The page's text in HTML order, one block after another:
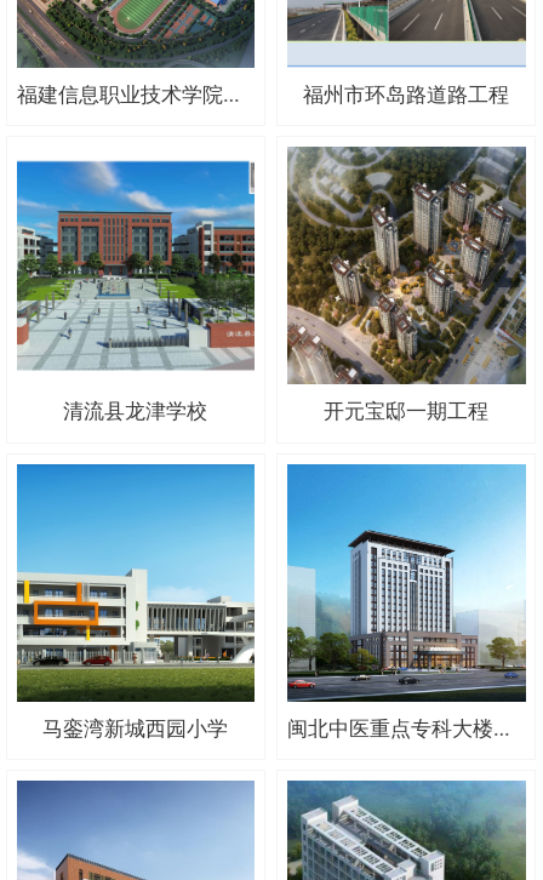
福建信息职业技术学院平潭校区景观工程 福州市环岛路道路工程
清流县龙津学校 开元宝邸一期工程
马銮湾新城西园小学 闽北中医重点专科大楼项目